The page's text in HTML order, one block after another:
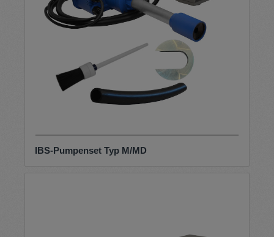
IBS-Pumpenset Typ M/MD